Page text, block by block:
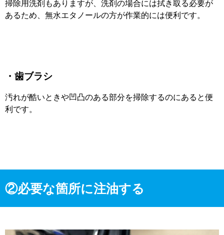
掃除用洗剤もありますが、洗剤の場合には拭き取る必要が
あるため、無水エタノールの方が作業的には便利です。
・歯ブラシ
汚れが酷いときや凹凸のある部分を掃除するのにあると便
利です。
②必要な箇所に注油する